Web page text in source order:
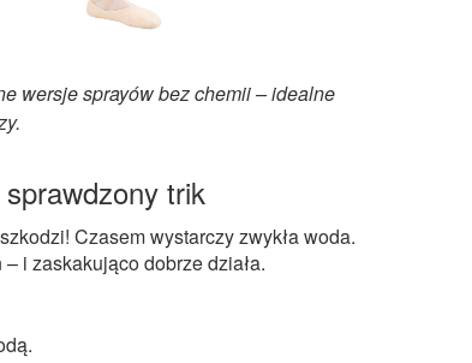
wersje sprayów bez chemii – idealne
trik
Czasem wystarczy zwykła woda.
i zaskakująco dobrze działa.